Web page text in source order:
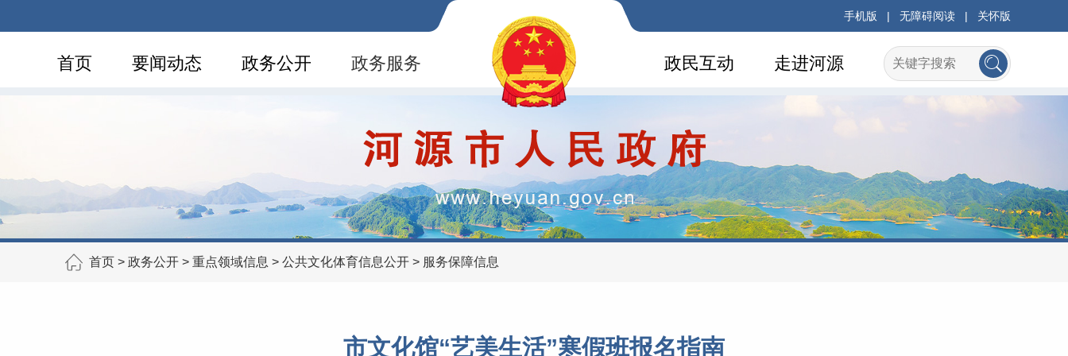
手机版 | 无障碍阅读 | 关怀版
首页 要闻动态 政务公开 政务服务 走进河源
政民互动
首页 > 政务公开 > 重点领域信息 > 公共文化体育信息公开 > 服务保障信息
市文化馆“艺美生活”寒假班报名指南